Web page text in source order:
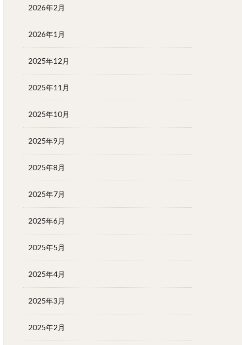
2026年2月
2026年1月
2025年12月
2025年11月
2025年10月
2025年9月
2025年8月
2025年7月
2025年6月
2025年5月
2025年4月
2025年3月
2025年2月